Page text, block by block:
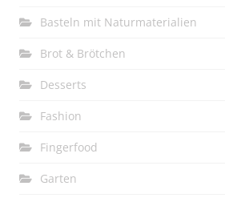
Basteln mit Naturmaterialien
Brot & Brötchen
Desserts
Fashion
Fingerfood
Garten